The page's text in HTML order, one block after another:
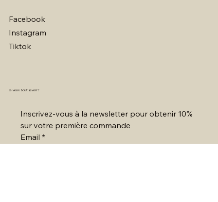
Facebook
Instagram
Tiktok
Je veux tout savoir !
Inscrivez-vous à la newsletter pour obtenir 10%
sur votre première commande
Email *